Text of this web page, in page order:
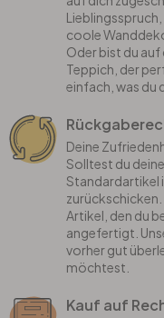
coole
Oder bist du auf
Teppich, der
einfach, was du
Deine
Solltest du
Standardartikel
Artikel, den du
angefertigt.
vorher gut
möchtest.
Kauf auf